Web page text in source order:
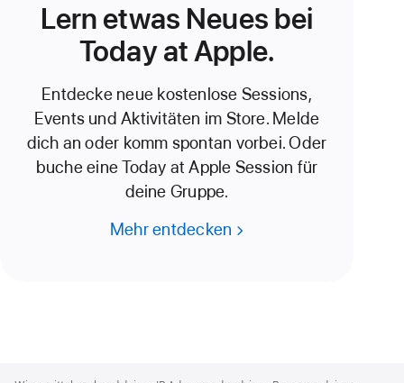
Lern etwas Neues bei
Today at Apple.
Entdecke neue kostenlose Sessions,
Events und Aktivitäten im Store. Melde
dich an oder komm spontan vorbei. Oder
buche eine Today at Apple Session für
deine Gruppe.
Mehr entdecken